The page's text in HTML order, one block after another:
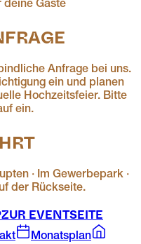
deine Gäste
Anfrage bei uns.
ein und planen
Hochzeitsfeier. Bitte
ein.
· Im Gewerbepark ·
der Rückseite.
ZUR EVENTSEITE
Monatsplan